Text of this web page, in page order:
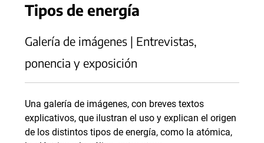
Tipos de energía
Galería de imágenes | Entrevistas,
ponencia y exposición
Una galería de imágenes, con breves textos
explicativos, que ilustran el uso y explican el origen
de los distintos tipos de energía, como la atómica,